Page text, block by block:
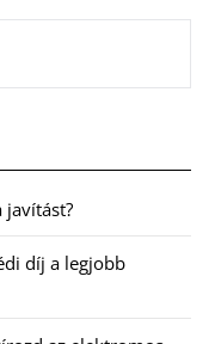
javítást?
díj a legjobb